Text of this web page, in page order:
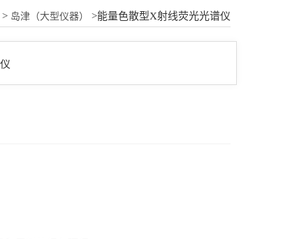
> 岛津（大型仪器） >能量色散型X射线荧光光谱仪